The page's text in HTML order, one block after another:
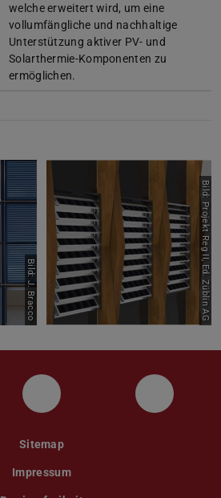
welche erweitert wird, um eine
vollumfängliche und nachhaltige
Unterstützung aktiver PV- und
Solarthermie-Komponenten zu
ermöglichen.
Bild: J. Bracco Bild: Projekt Reg II, Ed. Züblin AG
YouTube
Sitemap
Impressum